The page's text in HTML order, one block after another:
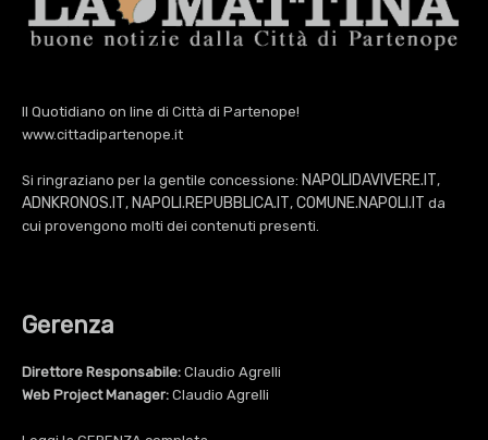
Il Quotidiano on line di Città di Partenope!
www.cittadipartenope.it
Si ringraziano per la gentile concessione: NAPOLIDAVIVERE.IT,
ADNKRONOS.IT, NAPOLI.REPUBBLICA.IT, COMUNE.NAPOLI.IT da
cui provengono molti dei contenuti presenti.
Gerenza
Direttore Responsabile: Claudio Agrelli
Web Project Manager: Claudio Agrelli